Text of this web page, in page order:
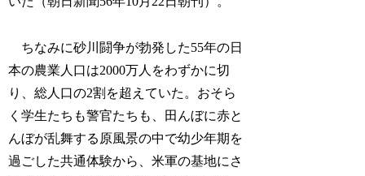
ちなみに砂川闘争が勃発した55年の日
本の農業人口は2000万人をわずかに切
り、総人口の2割を超えていた。おそら
く学生たちも警官たちも、田んぼに赤と
んぼが乱舞する原風景の中で幼少年期を
過ごした共通体験から、米軍の基地にさ